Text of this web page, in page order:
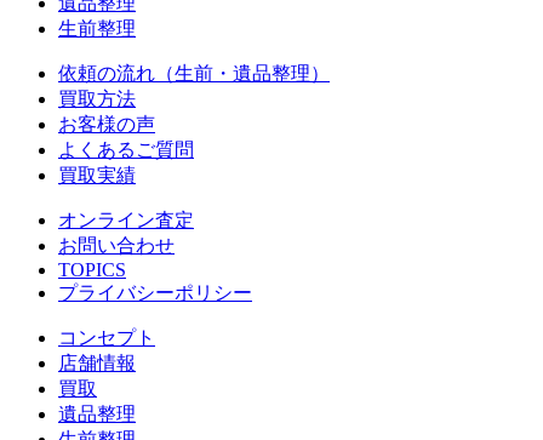
生前整理
依頼の流れ（生前・遺品整理）
買取方法
お客様の声
よくあるご質問
買取実績
オンライン査定
お問い合わせ
TOPICS
プライバシーポリシー
コンセプト
店舗情報
買取
遺品整理